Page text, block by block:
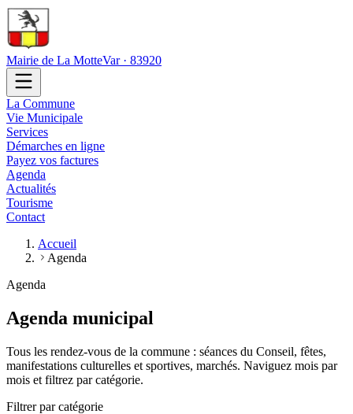
Mairie de La MotteVar · 83920
La Commune
Vie Municipale
Services
Démarches en ligne
Payez vos factures
Agenda
Actualités
Tourisme
Contact
Accueil
Agenda
Agenda
Agenda municipal
Tous les rendez-vous de la commune : séances du Conseil, fêtes,
manifestations culturelles et sportives, marchés. Naviguez mois par
mois et filtrez par catégorie.
Filtrer par catégorie